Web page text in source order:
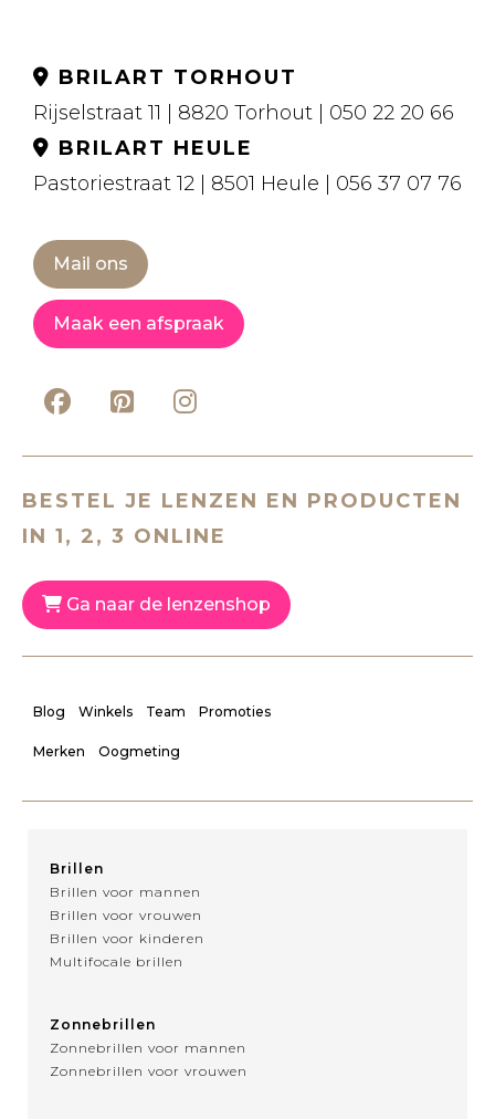
BRILART TORHOUT
Rijselstraat 11 | 8820 Torhout | 050 22 20 66
BRILART HEULE
Pastoriestraat 12 | 8501 Heule | 056 37 07 76
Mail ons
Maak een afspraak
BESTEL JE LENZEN EN PRODUCTEN
IN 1, 2, 3 ONLINE
Ga naar de lenzenshop
Blog Winkels Team Promoties
Merken Oogmeting
Brillen
Brillen voor mannen
Brillen voor vrouwen
Brillen voor kinderen
Multifocale brillen
Zonnebrillen
Zonnebrillen voor mannen
Zonnebrillen voor vrouwen